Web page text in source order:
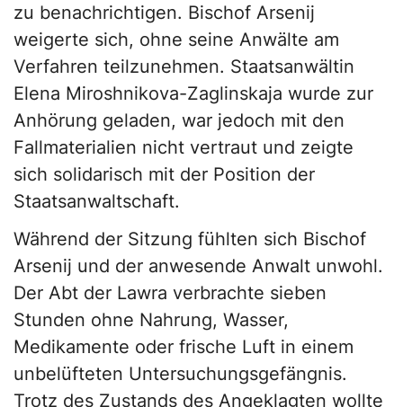
zu benachrichtigen. Bischof Arsenij
weigerte sich, ohne seine Anwälte am
Verfahren teilzunehmen. Staatsanwältin
Elena Miroshnikova-Zaglinskaja wurde zur
Anhörung geladen, war jedoch mit den
Fallmaterialien nicht vertraut und zeigte
sich solidarisch mit der Position der
Staatsanwaltschaft.
Während der Sitzung fühlten sich Bischof
Arsenij und der anwesende Anwalt unwohl.
Der Abt der Lawra verbrachte sieben
Stunden ohne Nahrung, Wasser,
Medikamente oder frische Luft in einem
unbelüfteten Untersuchungsgefängnis.
Trotz des Zustands des Angeklagten wollte